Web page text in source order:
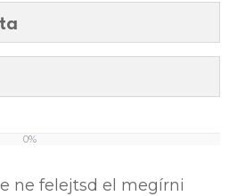
0%
ne felejtsd el megírni